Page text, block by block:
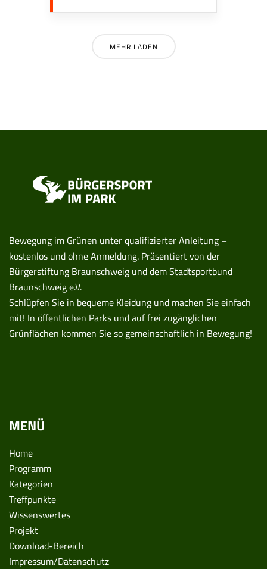
MEHR LADEN
Bewegung im Grünen unter qualifizierter Anleitung –
kostenlos und ohne Anmeldung. Präsentiert von der
Bürgerstiftung Braunschweig und dem Stadtsportbund
Braunschweig e.V.
Schlüpfen Sie in bequeme Kleidung und machen Sie einfach
mit! In öffentlichen Parks und auf frei zugänglichen
Grünflächen kommen Sie so gemeinschaftlich in Bewegung!
MENÜ
Home
Programm
Kategorien
Treffpunkte
Wissenswertes
Projekt
Download-Bereich
Impressum/Datenschutz